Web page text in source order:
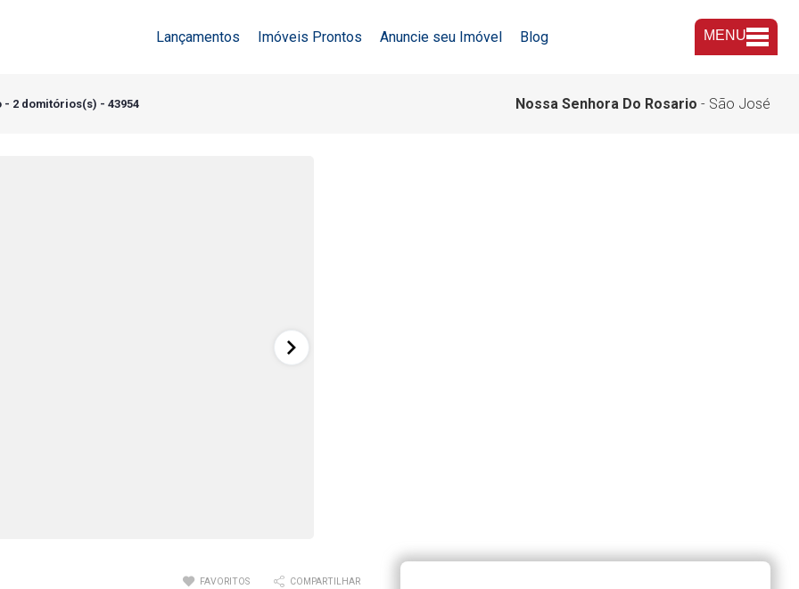
Lançamentos Imóveis Prontos Anuncie seu Imóvel Blog MENU
- 2 domitórios(s) - 43954 Nossa Senhora Do Rosario - São José
FAVORITOS COMPARTILHAR